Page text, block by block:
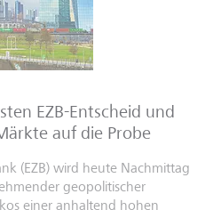
EZB-Entscheid und
auf die Probe
(EZB) wird heute Nachmittag
geopolitischer
einer anhaltend hohen